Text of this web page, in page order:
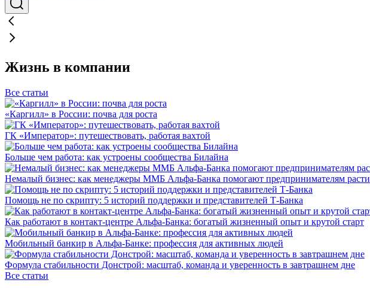
Жизнь в компании
Все статьи
«Каргилл» в России: почва для роста
ГК «Император»: путешествовать, работая вахтой
Больше чем работа: как устроены сообщества Билайна
Немалый бизнес: как менеджеры ММБ Альфа-Банка помогают предпринимателям расти
Помощь не по скрипту: 5 историй поддержки и представителей Т-Банка
Как работают в контакт-центре Альфа-Банка: богатый жизненный опыт и крутой старт
Мобильный банкир в Альфа-Банке: профессия для активных людей
Формула стабильности Донстрой: масштаб, команда и уверенность в завтрашнем дне
Все статьи